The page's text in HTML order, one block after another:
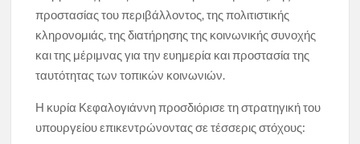
προστασίας του περιβάλλοντος, της πολιτιστικής
κληρονομιάς, της διατήρησης της κοινωνικής συνοχής
και της μέριμνας για την ευημερία και προστασία της
ταυτότητας των τοπικών κοινωνιών.
Η κυρία Κεφαλογιάννη προσδιόρισε τη στρατηγική του
υπουργείου επικεντρώνοντας σε τέσσερις στόχους: